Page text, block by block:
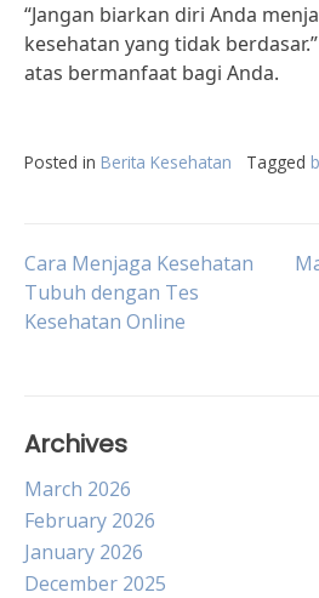
“Jangan biarkan diri Anda
kesehatan yang tidak
atas bermanfaat bagi Anda.
Posted in Berita Kesehatan Tagged
Post
navigation
Cara Menjaga Kesehatan
Tubuh dengan Tes
Kesehatan Online
Archives
March 2026
February 2026
January 2026
December 2025